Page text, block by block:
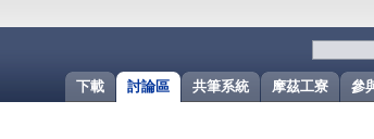
參
摩茲工寮
共筆系統
討論區
下載